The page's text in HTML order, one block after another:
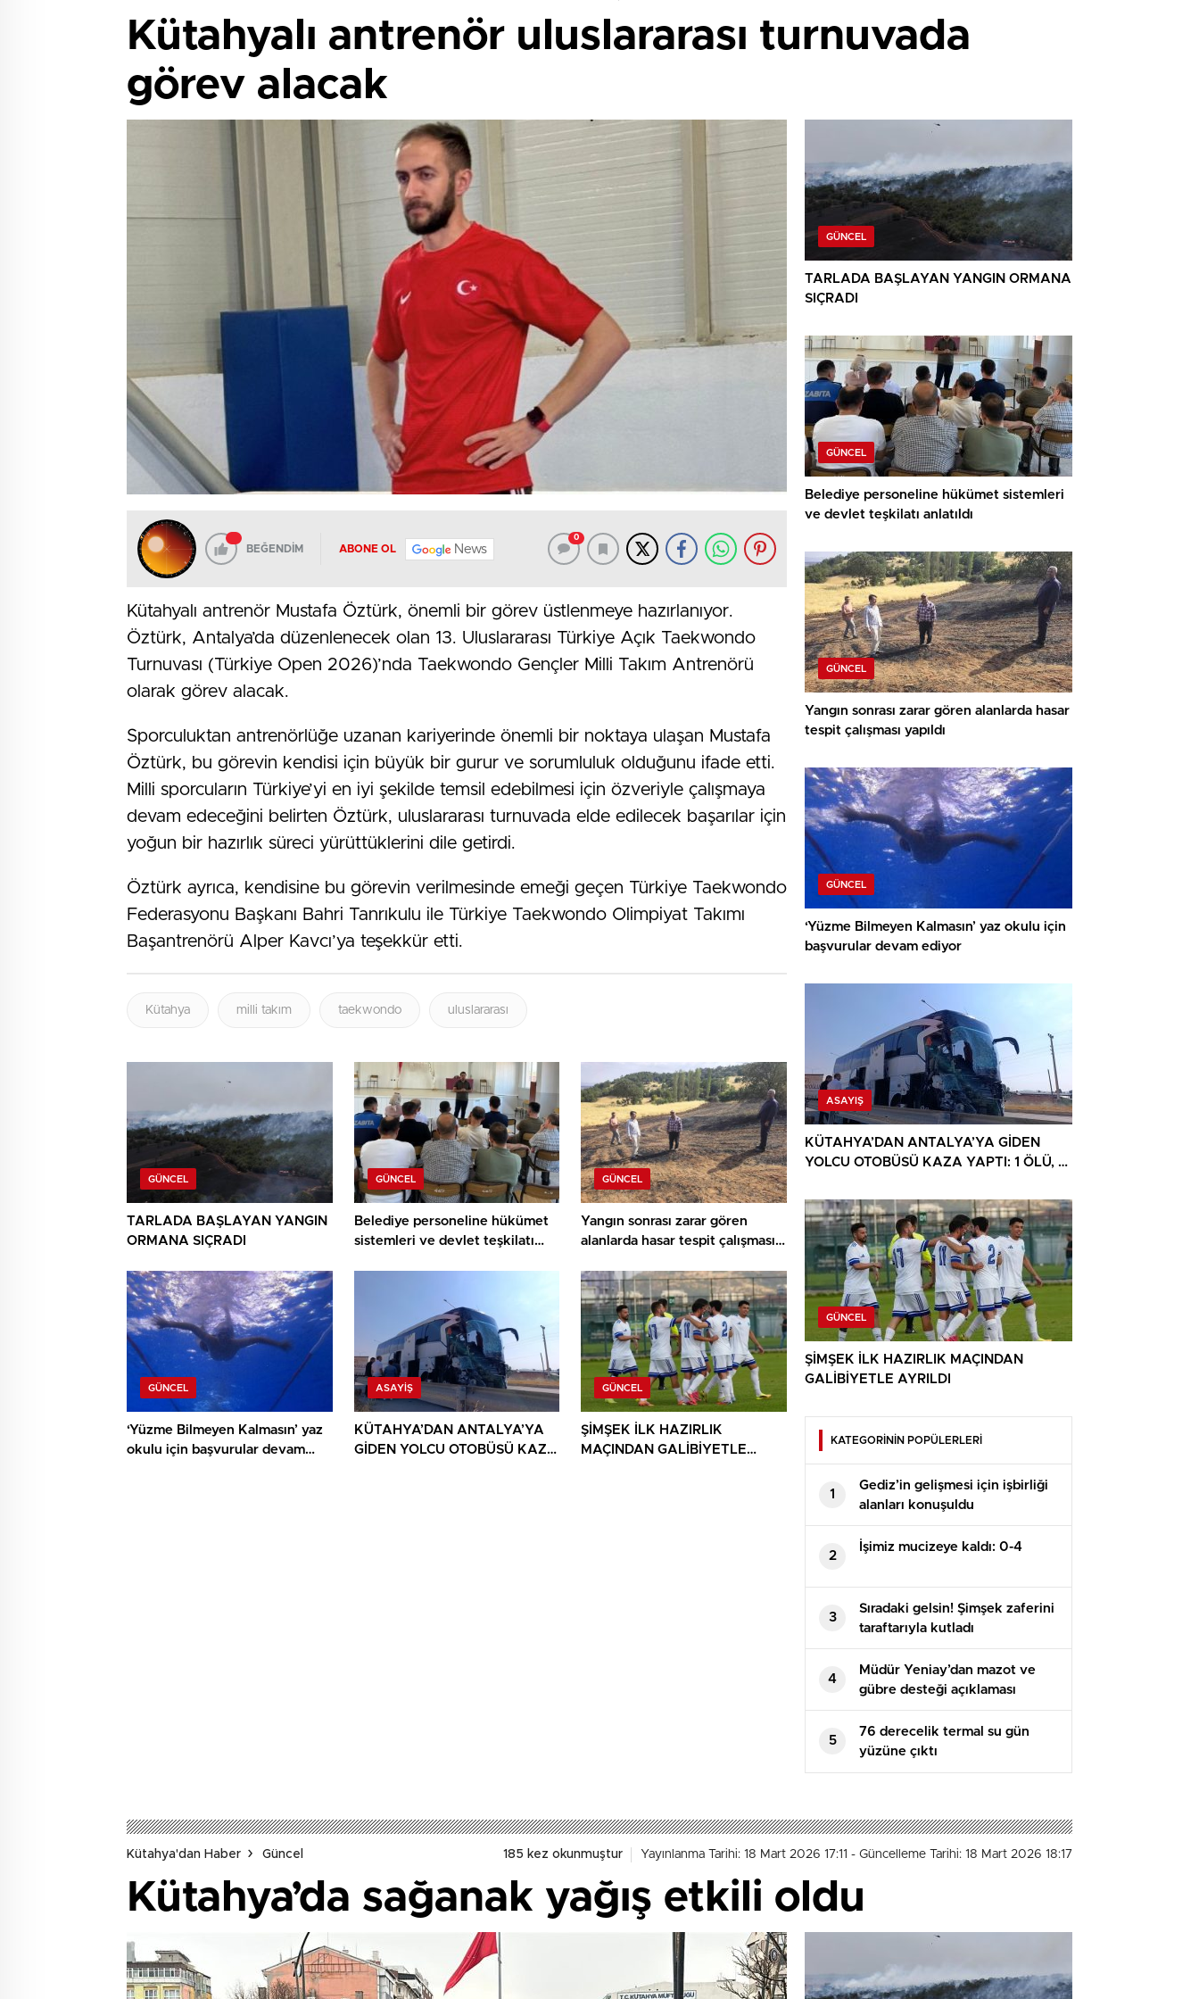
Kütahyalı antrenör uluslararası turnuvada
görev alacak
BEĞENDİM ABONE OL News
0
Kütahyalı antrenör Mustafa Öztürk, önemli bir görev üstlenmeye hazırlanıyor.
Öztürk, Antalya’da düzenlenecek olan 13. Uluslararası Türkiye Açık Taekwondo
Turnuvası (Türkiye Open 2026)’nda Taekwondo Gençler Milli Takım Antrenörü
olarak görev alacak.
Sporculuktan antrenörlüğe uzanan kariyerinde önemli bir noktaya ulaşan Mustafa
Öztürk, bu görevin kendisi için büyük bir gurur ve sorumluluk olduğunu ifade etti.
Milli sporcuların Türkiye’yi en iyi şekilde temsil edebilmesi için özveriyle çalışmaya
devam edeceğini belirten Öztürk, uluslararası turnuvada elde edilecek başarılar için
yoğun bir hazırlık süreci yürüttüklerini dile getirdi.
Öztürk ayrıca, kendisine bu görevin verilmesinde emeği geçen Türkiye Taekwondo
Federasyonu Başkanı Bahri Tanrıkulu ile Türkiye Taekwondo Olimpiyat Takımı
Başantrenörü Alper Kavcı’ya teşekkür etti.
Kütahya milli takım taekwondo uluslararası
GÜNCEL
TARLADA BAŞLAYAN YANGIN
ORMANA SIÇRADI
GÜNCEL
Belediye personeline hükümet
sistemleri ve devlet teşkilatı
GÜNCEL
Yangın sonrası zarar gören
alanlarda hasar tespit çalışması
GÜNCEL
‘Yüzme Bilmeyen Kalmasın’ yaz
okulu için başvurular devam
ASAYIŞ
KÜTAHYA’DAN ANTALYA’YA
GİDEN YOLCU OTOBÜSÜ KAZA
GÜNCEL
ŞİMŞEK İLK HAZIRLIK
MAÇINDAN GALİBİYETLE
GÜNCEL
TARLADA BAŞLAYAN YANGIN ORMANA
SIÇRADI
GÜNCEL
Belediye personeline hükümet sistemleri
ve devlet teşkilatı anlatıldı
GÜNCEL
Yangın sonrası zarar gören alanlarda hasar
tespit çalışması yapıldı
GÜNCEL
‘Yüzme Bilmeyen Kalmasın’ yaz okulu için
başvurular devam ediyor
ASAYIŞ
KÜTAHYA’DAN ANTALYA’YA GİDEN
YOLCU OTOBÜSÜ KAZA YAPTI: 1 ÖLÜ, 15
GÜNCEL
ŞİMŞEK İLK HAZIRLIK MAÇINDAN
GALİBİYETLE AYRILDI
KATEGORİNİN POPÜLERLERİ
1
Gediz’in gelişmesi için işbirliği
alanları konuşuldu
2
İşimiz mucizeye kaldı: 0-4
3
Sıradaki gelsin! Şimşek zaferini
taraftarıyla kutladı
4
Müdür Yeniay’dan mazot ve
gübre desteği açıklaması
5
76 derecelik termal su gün
yüzüne çıktı
Kütahya'dan Haber Güncel 185 kez okunmuştur Yayınlanma Tarihi: 18 Mart 2026 17:11 - Güncelleme Tarihi: 18 Mart 2026 18:17
Kütahya’da sağanak yağış etkili oldu